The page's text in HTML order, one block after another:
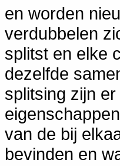
en worden
verdubbelen
splitst en elke
dezelfde
splitsing zijn
van de bij
bevinden en